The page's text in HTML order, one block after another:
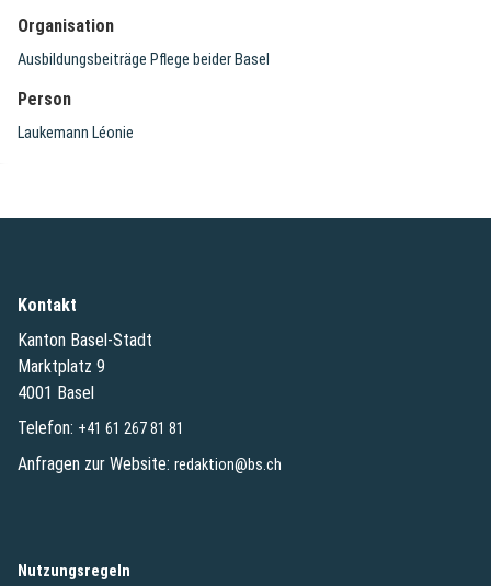
Organisation
Ausbildungsbeiträge Pflege beider Basel
Person
Laukemann Léonie
Kontakt
Kanton Basel-Stadt
Marktplatz 9
4001 Basel
Telefon: +41 61 267 81 81
Anfragen zur Website: redaktion@bs.ch
Nutzungsregeln